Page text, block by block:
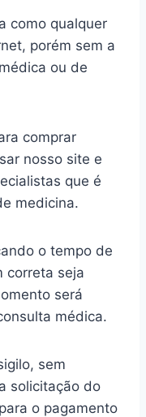
como qualquer
porém sem a
ou de
comprar
nosso site e
que é
medicina.
o tempo de
correta seja
será
médica.
sem
solicitação do
o pagamento